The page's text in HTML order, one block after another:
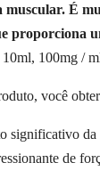
muscular. É
proporciona
10ml, 100mg /
você
significativo da
de